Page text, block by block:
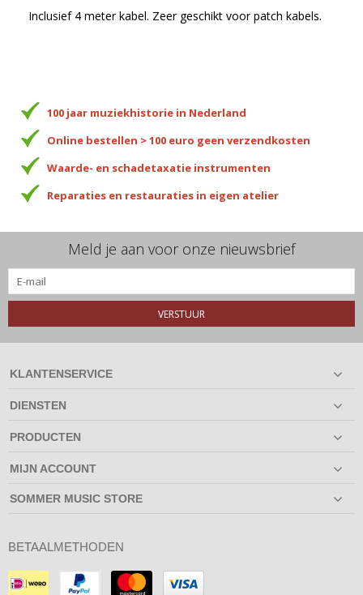
Inclusief 4 meter kabel. Zeer geschikt voor patch kabels.
100 jaar muziekhistorie in Nederland
Online bestellen > 100 euro geen verzendkosten
Waarde- en schadetaxatie instrumenten
Reparaties en restauraties in eigen atelier
Meld je aan voor onze nieuwsbrief
VERSTUUR
KLANTENSERVICE
DIENSTEN
PRODUCTEN
MIJN ACCOUNT
SOMMER MUSIC STORE
BETAALMETHODEN